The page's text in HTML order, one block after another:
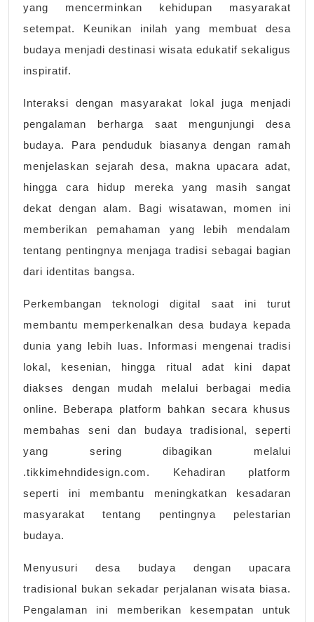
yang mencerminkan kehidupan masyarakat
setempat. Keunikan inilah yang membuat desa
budaya menjadi destinasi wisata edukatif sekaligus
inspiratif.
Interaksi dengan masyarakat lokal juga menjadi
pengalaman berharga saat mengunjungi desa
budaya. Para penduduk biasanya dengan ramah
menjelaskan sejarah desa, makna upacara adat,
hingga cara hidup mereka yang masih sangat
dekat dengan alam. Bagi wisatawan, momen ini
memberikan pemahaman yang lebih mendalam
tentang pentingnya menjaga tradisi sebagai bagian
dari identitas bangsa.
Perkembangan teknologi digital saat ini turut
membantu memperkenalkan desa budaya kepada
dunia yang lebih luas. Informasi mengenai tradisi
lokal, kesenian, hingga ritual adat kini dapat
diakses dengan mudah melalui berbagai media
online. Beberapa platform bahkan secara khusus
membahas seni dan budaya tradisional, seperti
yang sering dibagikan melalui
.tikkimehndidesign.com. Kehadiran platform
seperti ini membantu meningkatkan kesadaran
masyarakat tentang pentingnya pelestarian
budaya.
Menyusuri desa budaya dengan upacara
tradisional bukan sekadar perjalanan wisata biasa.
Pengalaman ini memberikan kesempatan untuk